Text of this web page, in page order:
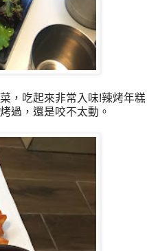
，吃起來非常入味!辣烤年糕
過，還是咬不太動。